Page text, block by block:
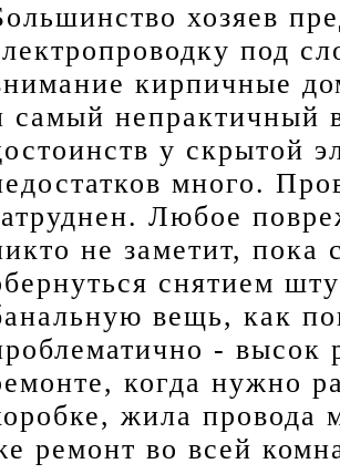
хозяев
под
кирпичные
самый непрактичный
у скрытой
много.
Любое
не заметит, пока
снятием
вещь, как
- высок
когда нужно
жила провода
ремонт во всей